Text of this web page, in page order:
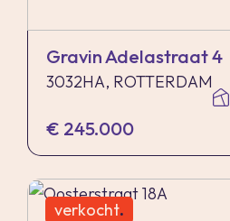
Gravin Adelastraat 4
3032HA, ROTTERDAM
€ 245.000
verkocht.